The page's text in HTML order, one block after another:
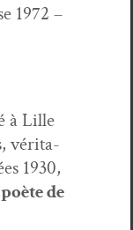
1972 –
à Lille
véri­ta­
1930,
poète de